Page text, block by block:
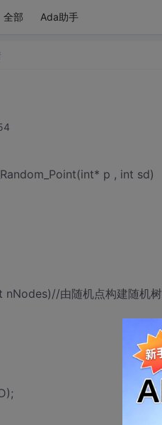
全部 Ada助手
p , int sd)
由随机点构建随机树